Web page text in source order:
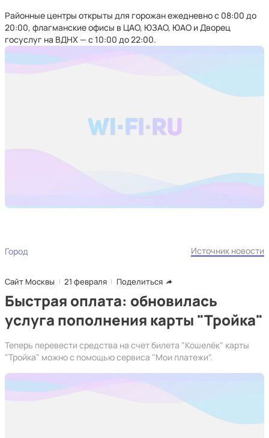
Районные центры открыты для горожан ежедневно с 08:00 до
20:00, флагманские офисы в ЦАО, ЮЗАО, ЮАО и Дворец
госуслуг на ВДНХ — с 10:00 до 22:00.
Город Источник новости
Сайт Москвы 21 февраля Поделиться
Быстрая оплата: обновилась
услуга пополнения карты "Тройка"
Теперь перевести средства на счет билета "Кошелёк" карты
"Тройка" можно с помощью сервиса "Мои платежи".